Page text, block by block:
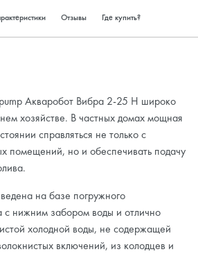
Отзывы Где купить?
Акваробот Вибра 2-25 Н широко
хозяйстве. В частных домах мощная
справляться не только с
помещений, но и обеспечивать подачу
на базе погружного
с нижним забором воды и отлично
холодной воды, не содержащей
включений, из колодцев и